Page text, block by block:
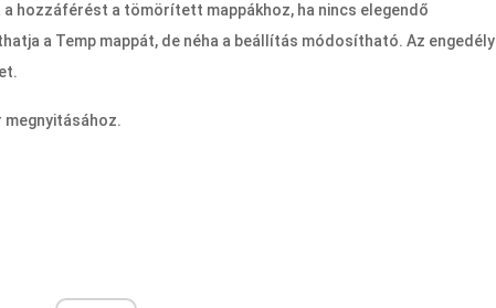
hozzáférést a tömörített mappákhoz, ha nincs elegendő
a Temp mappát, de néha a beállítás módosítható. Az engedély
megnyitásához.